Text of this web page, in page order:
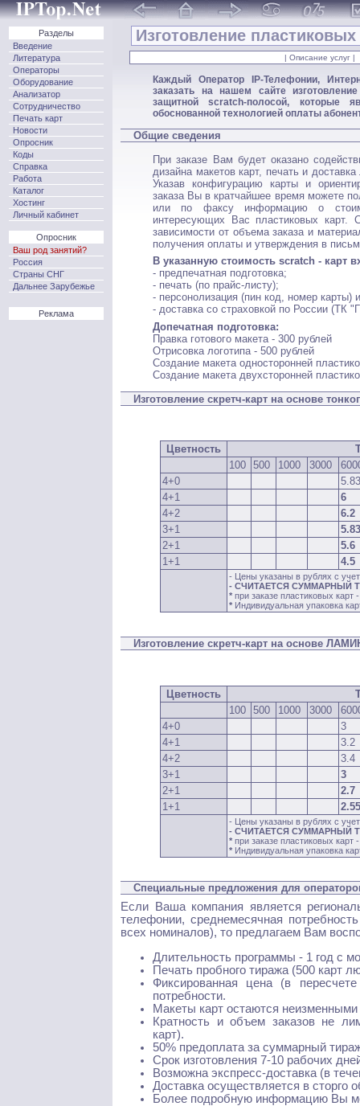
Разделы
Введение
Литература
Операторы
Оборудование
Анализатор
Сотрудничество
Печать карт
Новости
Опросник
Коды
Справка
Работа
Каталог
Хостинг
Личный кабинет
Опросник
Ваш род занятий?
Россия
Страны СНГ
Дальнее Зарубежье
Реклама
Изготовление
| Описание услуг |
Каждый Оператор IP-Телефонии,
заказать на нашем сайте
защитной scratch-полосой, которые
обоснованной технологией оплаты
Общие сведения
При заказе Вам будет оказано
дизайна макетов карт, печать и
Указав конфигурацию карты и
заказа Вы в кратчайшее время можете
или по факсу информацию о
интересующих Вас пластиковых карт.
зависимости от объема заказа и
получения оплаты и утверждения в
В указанную стоимость scratch - карт
- предпечатная подготовка;
- печать (по прайс-листу);
- персонолизация (пин код, номер карты)
- доставка со страховкой по России
Допечатная подготовка:
Правка готового макета - 300 рублей
Отрисовка логотипа - 500 рублей
Создание макета односторонней
Создание макета двухсторонней
Изготовление скретч-карт на основе
Цветность
100
500 1000 3000
4+0
5.83
4+1
6
4+2
6.2
3+1
5.83
2+1
5.6
1+1
4.5
- Цены указаны в рублях с
- СЧИТАЕТСЯ СУММАРНЫЙ
*при заказе пластиковых
*Индивидуальная упаковка
Изготовление скретч-карт на основе
Цветность
100
500 1000 3000
4+0
3
4+1
3.2
4+2
3.4
3+1
3
2+1
2.7
1+1
2.55
- Цены указаны в рублях с
- СЧИТАЕТСЯ СУММАРНЫЙ
*при заказе пластиковых
*Индивидуальная упаковка
Специальные предложения для
Если Ваша компания является
телефонии, среднемесячная
всех номиналов), то предлагаем Вам
Длительность программы - 1 год с
Печать пробного тиража (500 карт
Фиксированная цена (в
потребности.
Макеты карт остаются неизменными
Кратность и объем заказов не
карт).
50% предоплата за суммарный
Срок изготовления 7-10 рабочих
Возможна экспресс-доставка (в
Доставка осуществляется в сторго
Более подробную информацию Вы